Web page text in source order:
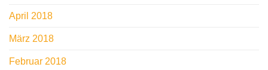
April 2018
März 2018
Februar 2018